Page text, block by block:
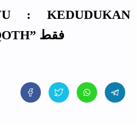
: KEDUDUKAN
LAFADZ “FAQOTH” فقط